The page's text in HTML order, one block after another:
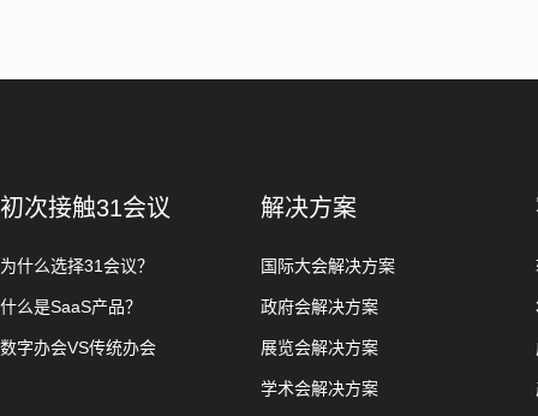
初次接触31会议
为什么选择31会议？
什么是SaaS产品？
数字办会VS传统办会
解决方案
国际大会解决方案
政府会解决方案
展览会解决方案
学术会解决方案